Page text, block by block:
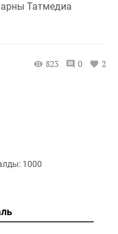
Татмедиа
823 0 2
1000